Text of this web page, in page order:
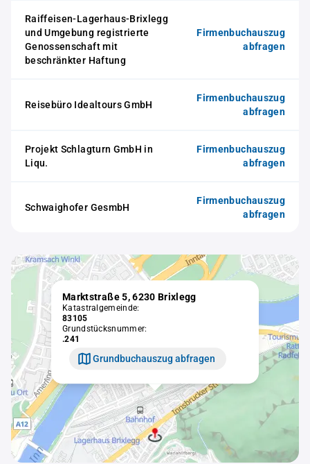
Raiffeisen-Lagerhaus-Brixlegg
und Umgebung registrierte
Genossenschaft mit
beschränkter Haftung
Firmenbuchauszug
abfragen
Reisebüro Idealtours GmbH
Firmenbuchauszug
abfragen
Projekt Schlagturn GmbH in
Liqu.
Firmenbuchauszug
abfragen
Schwaighofer GesmbH
Firmenbuchauszug
abfragen
Marktstraße 5, 6230 Brixlegg
Katastralgemeinde:
83105
Grundstücksnummer:
.241
Grundbuchauszug abfragen